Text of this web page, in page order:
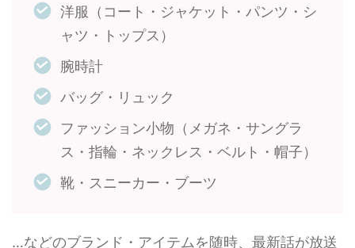
洋服（コート・ジャケット・パンツ・シ
ャツ・トップス）
腕時計
バッグ・リュック
ファッション小物（メガネ・サングラ
ス・指輪・ネックレス・ベルト・帽子）
靴・スニーカー・ブーツ
…などのブランド・アイテムを随時、最新話が放送